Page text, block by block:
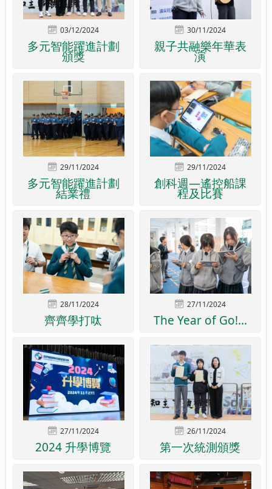
03/12/2024
多元智能躍進計劃
頒獎
30/11/2024
親子共融樂年華表
演
29/11/2024
多元智能躍進計劃
結業禮
29/11/2024
創科週—遙控船課
程及比賽
28/11/2024
齊齊學打呔
27/11/2024
The Year of Go!...
27/11/2024
2024 升學博覽
26/11/2024
第一次統測頒獎